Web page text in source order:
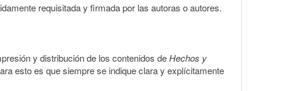
requisitada y firmada por las autoras o autores.
y distribución de los contenidos deHechos y
esto es que siempre se indique clara y explícitamente